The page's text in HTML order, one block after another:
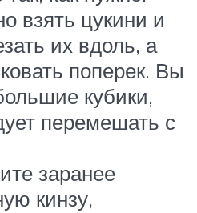
взять цукини и
их вдоль, а
поперек. Вы
кубики,
перемешать с
заранее
кинзу,